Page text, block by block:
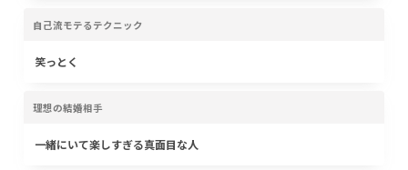
自己流モテるテクニック
笑っとく
理想の結婚相手
一緒にいて楽しすぎる真面目な人